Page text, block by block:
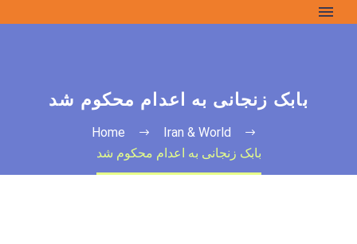
بابک زنجانی به اعدام محکوم شد
Home
Iran & World
بابک زنجانی به اعدام محکوم شد